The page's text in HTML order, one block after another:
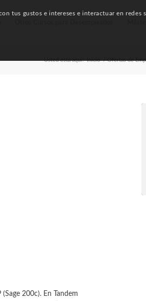
Usted está aquí: Inicio / Ofertas de
200c). En Tandem
tus gustos e intereses e interactuar en redes